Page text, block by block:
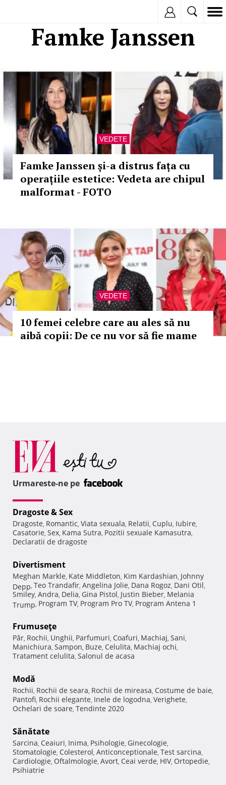
Famke Janssen
VEDETE
Famke Janssen și-a distrus fața cu
operațiile estetice: Vedeta are chipul
malformat - FOTO
VEDETE
10 femei celebre care au ales să nu
aibă copii: De ce nu vor să fie mame
Urmareste-ne pe
Dragoste & Sex
Dragoste, Romantic, Viata sexuala, Relatii, Cuplu, Iubire,
Casatorie, Sex, Kama Sutra, Pozitii sexuale Kamasutra,
Declaratii de dragoste
Divertisment
Meghan Markle, Kate Middleton, Kim Kardashian, Johnny
Depp, Teo Trandafir, Angelina Jolie, Dana Rogoz, Dani Otil,
Smiley, Andra, Delia, Gina Pistol, Justin Bieber, Melania
Trump, Program TV, Program Pro TV, Program Antena 1
Frumuseţe
Păr, Rochii, Unghii, Parfumuri, Coafuri, Machiaj, Sani,
Manichiura, Sampon, Buze, Celulita, Machiaj ochi,
Tratament celulita, Salonul de acasa
Modă
Rochii, Rochii de seara, Rochii de mireasa, Costume de baie,
Pantofi, Rochii elegante, Inele de logodna, Verighete,
Ochelari de soare, Tendinte 2020
Sănătate
Sarcina, Ceaiuri, Inima, Psihologie, Ginecologie,
Stomatologie, Colesterol, Anticonceptionale, Test sarcina,
Cardiologie, Oftalmologie, Avort, Ceai verde, HIV, Ortopedie,
Psihiatrie